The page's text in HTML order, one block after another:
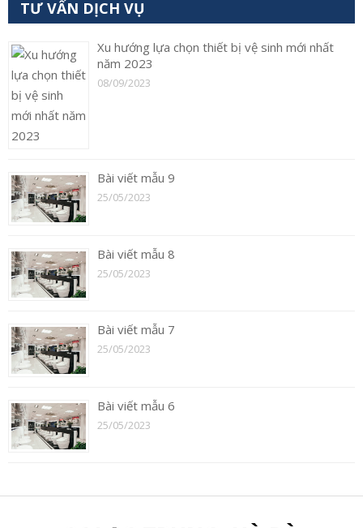
TƯ VẤN DỊCH VỤ
Xu hướng lựa chọn thiết bị vệ sinh mới nhất
năm 2023
08/09/2023
Bài viết mẫu 9
25/05/2023
Bài viết mẫu 8
25/05/2023
Bài viết mẫu 7
25/05/2023
Bài viết mẫu 6
25/05/2023